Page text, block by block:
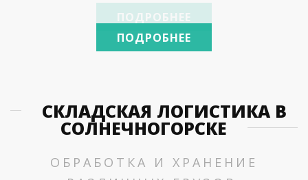
ПОДРОБНЕЕ
ПОДРОБНЕЕ
ПОДРОБНЕЕ
ПОДРОБНЕЕ
СКЛАДСКАЯ ЛОГИСТИКА В
СОЛНЕЧНОГОРСКЕ
ОБРАБОТКА И ХРАНЕНИЕ